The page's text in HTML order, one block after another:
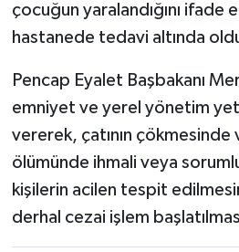
çocuğun yaralandığını ifade
hastanede tedavi altında
Pencap Eyalet Başbakanı
emniyet ve yerel yönetim
vererek, çatının çökmesinde
ölümünde ihmali veya
kişilerin acilen tespit
derhal cezai işlem